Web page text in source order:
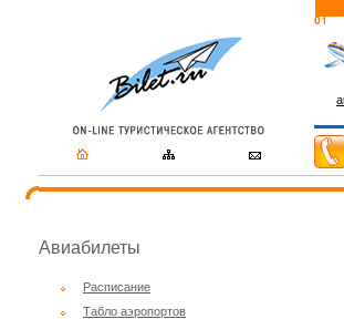
Авиабилеты
Расписание
Табло аэропортов